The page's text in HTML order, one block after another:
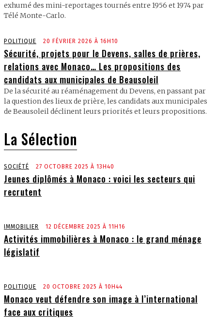
exhumé des mini-reportages tournés entre 1956 et 1974 par
Télé Monte-Carlo.
POLITIQUE 20 FÉVRIER 2026 À 16H10
Sécurité, projets pour le Devens, salles de prières,
relations avec Monaco… Les propositions des
candidats aux municipales de Beausoleil
De la sécurité au réaménagement du Devens, en passant par
la question des lieux de prière, les candidats aux municipales
de Beausoleil déclinent leurs priorités et leurs propositions.
La Sélection
SOCIÉTÉ 27 OCTOBRE 2025 À 13H40
Jeunes diplômés à Monaco : voici les secteurs qui
recrutent
IMMOBILIER 12 DÉCEMBRE 2025 À 11H16
Activités immobilières à Monaco : le grand ménage
législatif
POLITIQUE 20 OCTOBRE 2025 À 10H44
Monaco veut défendre son image à l’international
face aux critiques